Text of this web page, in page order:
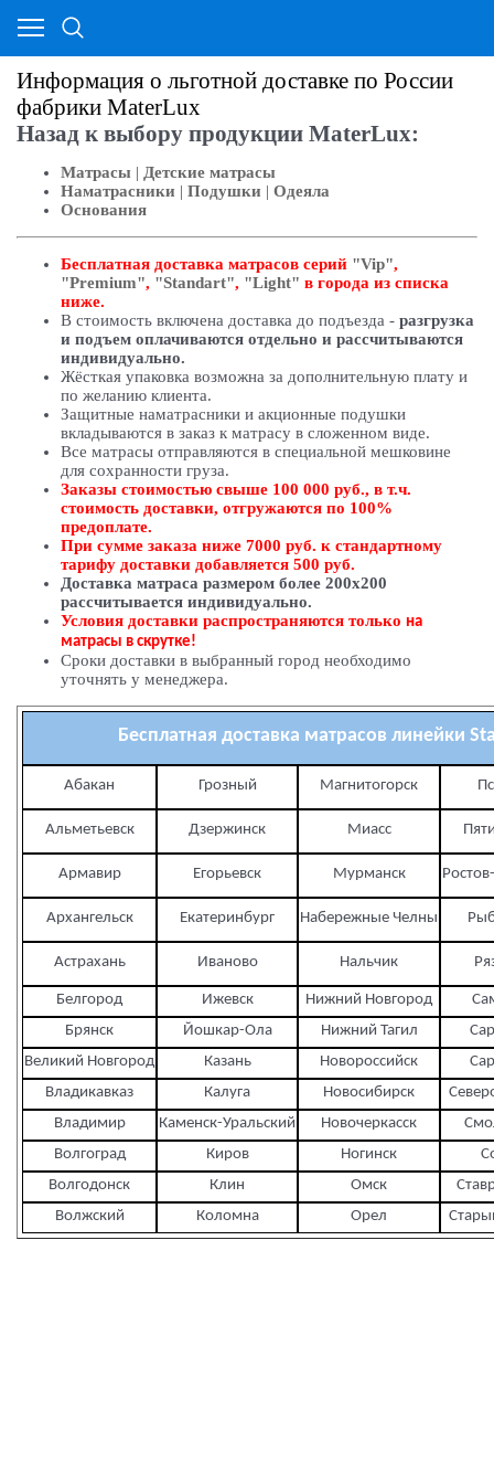
Информация о льготной доставке по России
фабрики MaterLux
Назад к выбору продукции MaterLux:
Матрасы | Детские матрасы
Наматрасники | Подушки | Одеяла
Основания
Бесплатная доставка матрасов серий "Vip",
"Premium", "Standart", "Light" в города из списка
ниже.
В стоимость включена доставка до подъезда - разгрузка
и подъем оплачиваются отдельно и рассчитываются
индивидуально.
Жёсткая упаковка возможна за дополнительную плату и
по желанию клиента.
Защитные наматрасники и акционные подушки
вкладываются в заказ к матрасу в сложенном виде.
Все матрасы отправляются в специальной мешковине
для сохранности груза.
Заказы стоимостью свыше 100 000 руб., в т.ч.
стоимость доставки, отгружаются по 100%
предоплате.
При сумме заказа ниже 7000 руб. к стандартному
тарифу доставки добавляется 500 руб.
Доставка матраса размером более 200х200
рассчитывается индивидуально.
Условия доставки распространяются только на
матрасы в скрутке!
Сроки доставки в выбранный город необходимо
уточнять у менеджера.
Бесплатная доставка матрасов линейки
Абакан Грозный Магнитогорск
Альметьевск Дзержинск Миасс
Армавир Егорьевск Мурманск
Архангельск Екатеринбург Набережные Челны
Астрахань Иваново Нальчик
Белгород Ижевск Нижний Новгород
Брянск
Йошкар-Ола Нижний Тагил
Великий Новгород
Казань Новороссийск
Владикавказ
Калуга Новосибирск
Владимир
Каменск-Уральский Новочеркасск
Волгоград
Киров Ногинск
Волгодонск
Клин Омск
Волжский
Коломна Орел